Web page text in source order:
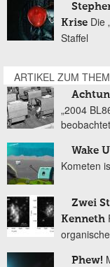
Krise Die
Staffel
ARTIKEL ZUM
„2004
Wake
Kometen
Zwei
Kenneth
Phew!